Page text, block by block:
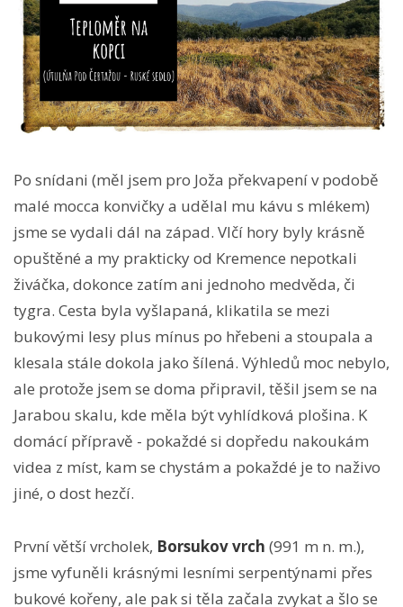
Po snídani (měl jsem pro Joža překvapení v podobě
malé mocca konvičky a udělal mu kávu s mlékem)
jsme se vydali dál na západ. Vlčí hory byly krásně
opuštěné a my prakticky od Kremence nepotkali
živáčka, dokonce zatím ani jednoho medvěda, či
tygra. Cesta byla vyšlapaná, klikatila se mezi
bukovými lesy plus mínus po hřebeni a stoupala a
klesala stále dokola jako šílená. Výhledů moc nebylo,
ale protože jsem se doma připravil, těšil jsem se na
Jarabou skalu, kde měla být vyhlídková plošina. K
domácí přípravě - pokaždé si dopředu nakoukám
videa z míst, kam se chystám a pokaždé je to naživo
jiné, o dost hezčí.
První větší vrcholek, Borsukov vrch (991 m n. m.),
jsme vyfuněli krásnými lesními serpentýnami přes
bukové kořeny, ale pak si těla začala zvykat a šlo se